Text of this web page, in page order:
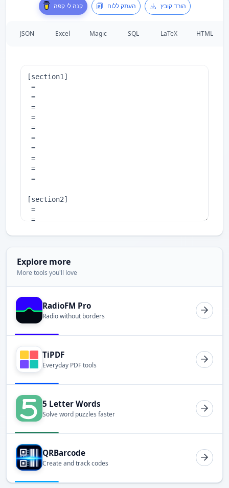
קנה לי קפה העתק ללוח הורד קובץ
JSON Excel Magic SQL LaTeX HTML
Explore more
More tools you'll love
RadioFM Pro
Radio without borders
TiPDF
Everyday PDF tools
5 Letter Words
Solve word puzzles faster
QRBarcode
Create and track codes